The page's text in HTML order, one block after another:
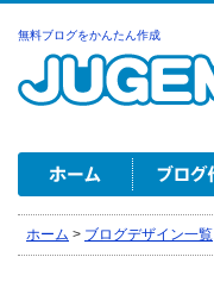
無料ブログをかんたん作成
ホーム > ブログデザイン一覧